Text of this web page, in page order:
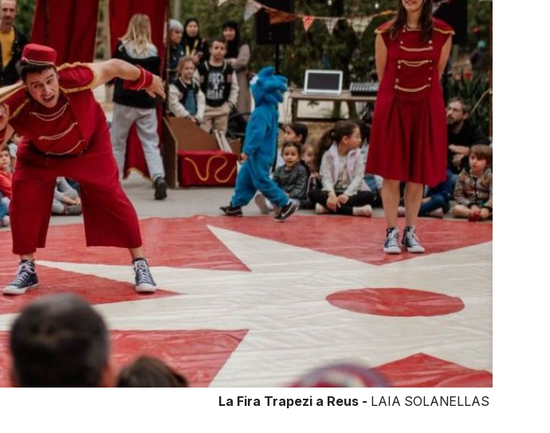
La Fira Trapezi a Reus - LAIA SOLANELLAS